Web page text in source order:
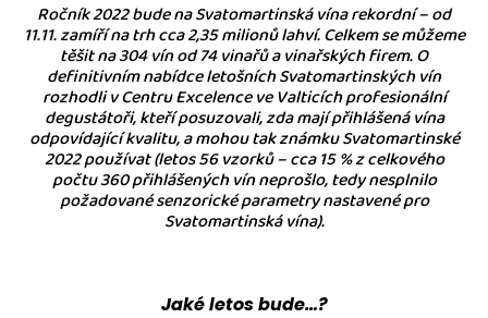
Ročník 2022 bude na Svatomartinská vína rekordní – od
11.11. zamíří na trh cca 2,35 milionů lahví. Celkem se můžeme
těšit na 304 vín od 74 vinařů a vinařských firem. O
definitivním nabídce letošních Svatomartinských vín
rozhodli v Centru Excelence ve Valticích profesionální
degustátoři, kteří posuzovali, zda mají přihlášená vína
odpovídající kvalitu, a mohou tak známku Svatomartinské
2022 používat (letos 56 vzorků – cca 15 % z celkového
počtu 360 přihlášených vín neprošlo, tedy nesplnilo
požadované senzorické parametry nastavené pro
Svatomartinská vína).
Jaké letos bude…?